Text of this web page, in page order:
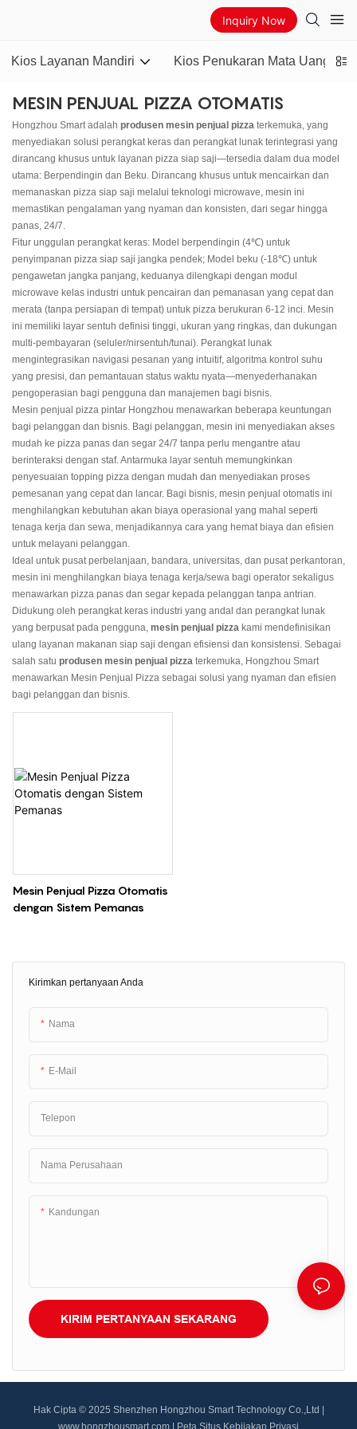
Inquiry Now
Kios Layanan Mandiri Kios Penukaran Mata Uang
MESIN PENJUAL PIZZA OTOMATIS
Hongzhou Smart adalah produsen mesin penjual pizza terkemuka, yang
menyediakan solusi perangkat keras dan perangkat lunak terintegrasi yang
dirancang khusus untuk layanan pizza siap saji—tersedia dalam dua model
utama: Berpendingin dan Beku. Dirancang khusus untuk mencairkan dan
memanaskan pizza siap saji melalui teknologi microwave, mesin ini
memastikan pengalaman yang nyaman dan konsisten, dari segar hingga
panas, 24/7.
Fitur unggulan perangkat keras: Model berpendingin (4℃) untuk
penyimpanan pizza siap saji jangka pendek; Model beku (-18℃) untuk
pengawetan jangka panjang, keduanya dilengkapi dengan modul
microwave kelas industri untuk pencairan dan pemanasan yang cepat dan
merata (tanpa persiapan di tempat) untuk pizza berukuran 6-12 inci. Mesin
ini memiliki layar sentuh definisi tinggi, ukuran yang ringkas, dan dukungan
multi-pembayaran (seluler/nirsentuh/tunai). Perangkat lunak
mengintegrasikan navigasi pesanan yang intuitif, algoritma kontrol suhu
yang presisi, dan pemantauan status waktu nyata—menyederhanakan
pengoperasian bagi pengguna dan manajemen bagi bisnis.
Mesin penjual pizza pintar Hongzhou menawarkan beberapa keuntungan
bagi pelanggan dan bisnis. Bagi pelanggan, mesin ini menyediakan akses
mudah ke pizza panas dan segar 24/7 tanpa perlu mengantre atau
berinteraksi dengan staf. Antarmuka layar sentuh memungkinkan
penyesuaian topping pizza dengan mudah dan menyediakan proses
pemesanan yang cepat dan lancar. Bagi bisnis, mesin penjual otomatis ini
menghilangkan kebutuhan akan biaya operasional yang mahal seperti
tenaga kerja dan sewa, menjadikannya cara yang hemat biaya dan efisien
untuk melayani pelanggan.
Ideal untuk pusat perbelanjaan, bandara, universitas, dan pusat perkantoran,
mesin ini menghilangkan biaya tenaga kerja/sewa bagi operator sekaligus
menawarkan pizza panas dan segar kepada pelanggan tanpa antrian.
Didukung oleh perangkat keras industri yang andal dan perangkat lunak
yang berpusat pada pengguna, mesin penjual pizza kami mendefinisikan
ulang layanan makanan siap saji dengan efisiensi dan konsistensi. Sebagai
salah satu produsen mesin penjual pizza terkemuka, Hongzhou Smart
menawarkan Mesin Penjual Pizza sebagai solusi yang nyaman dan efisien
bagi pelanggan dan bisnis.
Kirimkan pertanyaan Anda
Nama
E-Mail
Telepon
Nama Perusahaan
Kandungan
KIRIM PERTANYAAN SEKARANG
Mesin Penjual Pizza Otomatis
dengan Sistem Pemanas
Hak Cipta © 2025 Shenzhen Hongzhou Smart Technology Co.,Ltd |
www.hongzhousmart.com
Peta Situs Kebijakan Privasi